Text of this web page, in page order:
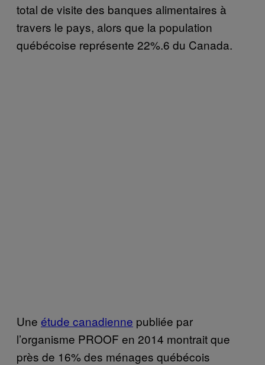
total de visite des banques alimentaires à
travers le pays, alors que la population
québécoise représente 22%.6 du Canada.
Une étude canadienne publiée par
l’organisme PROOF en 2014 montrait que
près de 16% des ménages québécois